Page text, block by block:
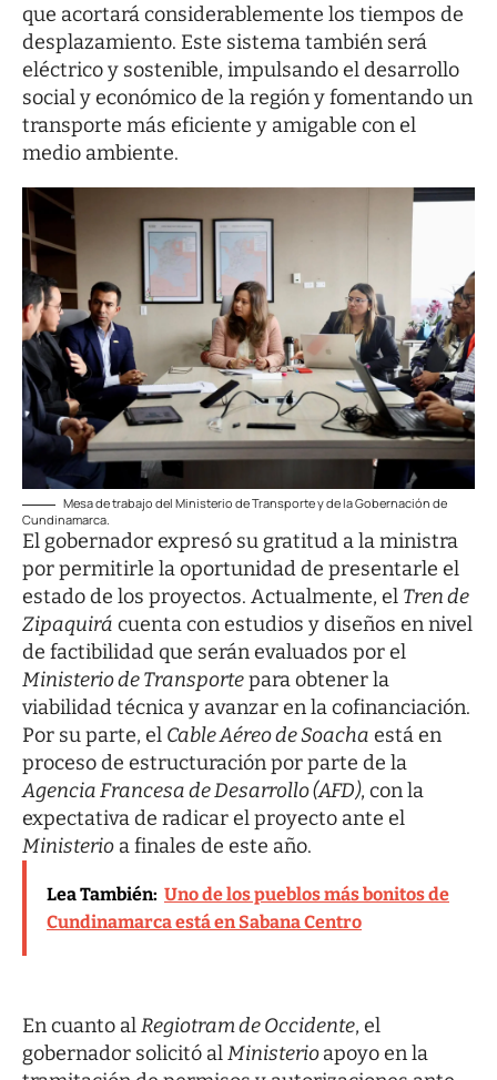
que acortará considerablemente los tiempos de
desplazamiento. Este sistema también será
eléctrico y sostenible, impulsando el desarrollo
social y económico de la región y fomentando un
transporte más eficiente y amigable con el
medio ambiente.
Mesa de trabajo del Ministerio de Transporte y de la Gobernación de
Cundinamarca.
El gobernador expresó su gratitud a la ministra
por permitirle la oportunidad de presentarle el
estado de los proyectos. Actualmente, el Tren de
Zipaquirá cuenta con estudios y diseños en nivel
de factibilidad que serán evaluados por el
Ministerio de Transportepara obtener la
viabilidad técnica y avanzar en la cofinanciación.
Por su parte, el Cable Aéreo de Soacha está en
proceso de estructuración por parte de la
Agencia Francesa de Desarrollo (AFD), con la
expectativa de radicar el proyecto ante el
Ministerio a finales de este año.
Lea También: Uno de los pueblos más bonitos de
Cundinamarca está en Sabana Centro
En cuanto alRegiotram de Occidente, el
gobernador solicitó alMinisterioapoyo en la